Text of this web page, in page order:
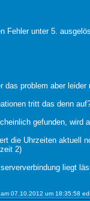
Fehler unter 5.
das problem aber leider
tritt das denn
gefunden, wird
die Uhrzeiten aktuell
2)
liegt
07.10.2012 um 18:35:58